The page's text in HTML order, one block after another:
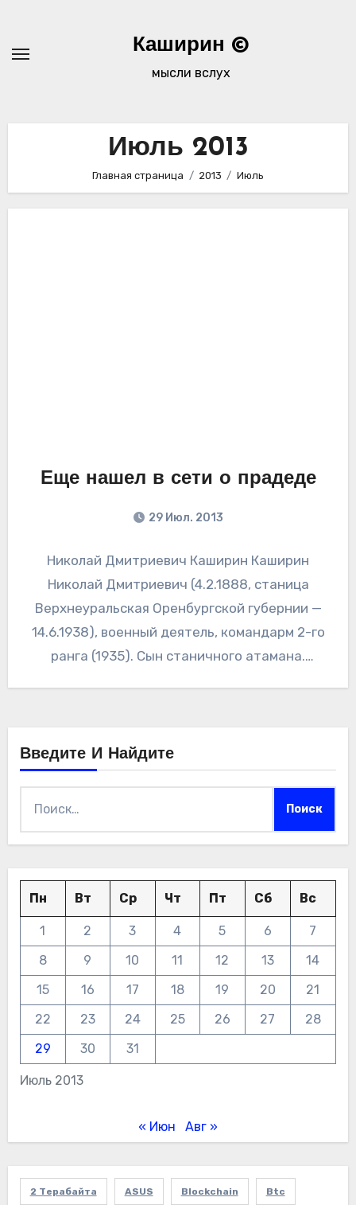
содержимому
Каширин ©
мысли вслух
Июль 2013
Главная страница 2013 Июль
Еще нашел в сети о прадеде
29 Июл. 2013
Николай Дмитриевич Каширин Каширин
Николай Дмитриевич (4.2.1888, станица
Верхнеуральская Оренбургской губернии —
14.6.1938), военный деятель, командарм 2-го
ранга (1935). Сын станичного атамана.
Введите И Найдите
Июль 2013
Пн Вт Ср Чт Пт Сб Вс
1 2 3 4 5 6
7
8
9 10 11 12 13
14
15
16 17 18 19 20
21
22
23 24 25 26 27
28
29
30 31
« Июн Авг »
2 Терабайта ASUS Blockchain Btc